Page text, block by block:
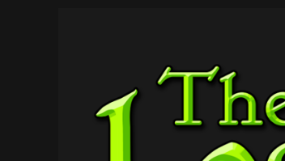
Lost
Dungeon